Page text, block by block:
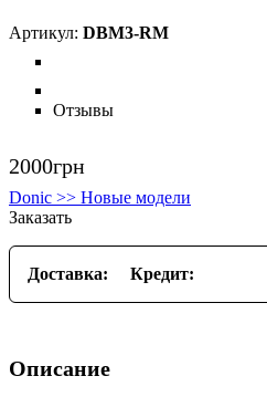
DBM3-RM
Отзывы
2000грн
Donic >> Новые модели
Заказать
Доставка: Кредит:
Описание